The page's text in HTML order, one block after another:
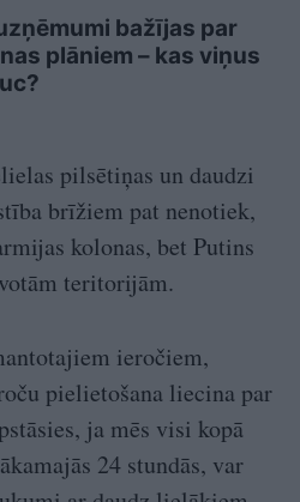
bažījas par
plāniem – kas viņus
pilsētiņas un daudzi
brīžiem pat nenotiek,
kolonas, bet Putins
teritorijām.
ieročiem,
pielietošana liecina par
ja mēs visi kopā
24 stundās, var